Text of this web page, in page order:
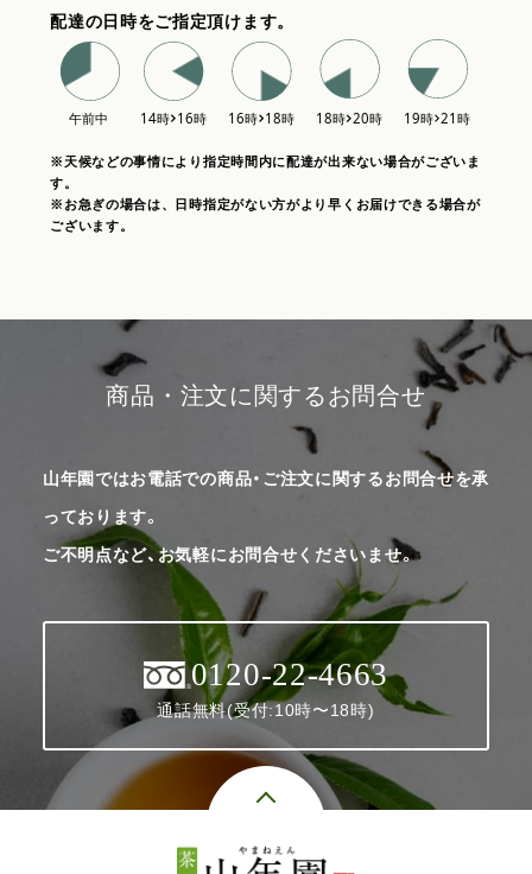
配達の日時をご指定頂けます。
※天候などの事情により指定時間内に配達が出来ない場合がございま
す。
※お急ぎの場合は、日時指定がない方がより早くお届けできる場合が
ございます。
商品・注文に関するお問合せ
山年園ではお電話での商品・ご注文に関するお問合せを承
っております。
ご不明点など、お気軽にお問合せくださいませ。
0120-22-4663
通話無料(受付:10時〜18時)